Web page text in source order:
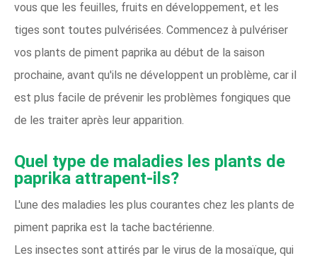
vous que les feuilles, fruits en développement, et les
tiges sont toutes pulvérisées. Commencez à pulvériser
vos plants de piment paprika au début de la saison
prochaine, avant qu'ils ne développent un problème, car il
est plus facile de prévenir les problèmes fongiques que
de les traiter après leur apparition.
Quel type de maladies les plants de
paprika attrapent-ils?
L'une des maladies les plus courantes chez les plants de
piment paprika est la tache bactérienne.
Les insectes sont attirés par le virus de la mosaïque, qui